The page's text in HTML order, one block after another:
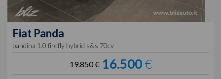
Fiat Panda
pandina 1.0 firefly hybrid s&s 70cv
19.850 € 16.500€